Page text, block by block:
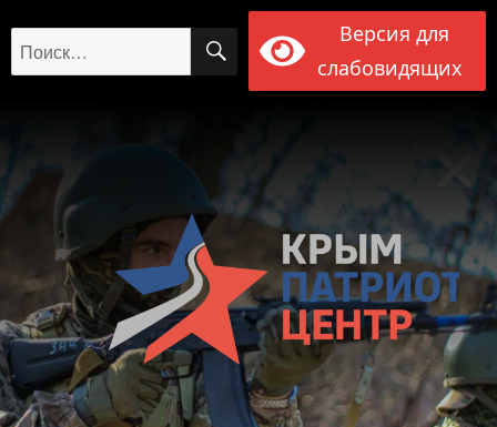
Искать: ПОИСК
Версия для
слабовидящих